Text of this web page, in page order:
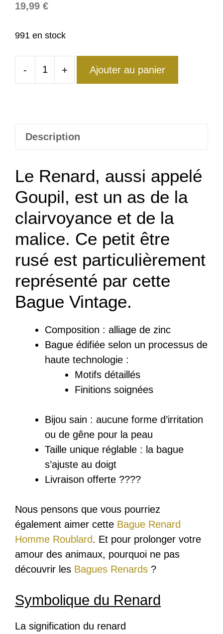
19,99 €
991 en stock
-
quantité
Vintage
+ Ajouter au panier
Description
Le Renard, aussi appelé
Goupil, est un as de la
clairvoyance et de la
malice. Ce petit être
rusé est particulièrement
représenté par cette
Bague Vintage.
Composition : a lliage de zinc
Bague édifiée selon un processus de
haute technologie :
Motifs détaillés
Finitions soignées
Bijou sain : aucune forme d’irritation
ou de gêne pour la peau
Taille unique réglable : la bague
s’ajuste au doigt
Livraison offerte ????
Nous pensons que vous pourriez
également aimer cette Bague Renard
Homme Roublard. Et pour prolonger votre
amour des animaux, pourquoi ne pas
découvrir les Bagues Renards ?
Symbolique du Renard
La signification du renard